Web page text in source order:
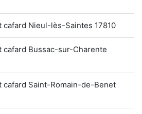
Nieul-lès-Saintes 17810
cafard Bussac-sur-Charente
cafard Saint-Romain-de-Benet